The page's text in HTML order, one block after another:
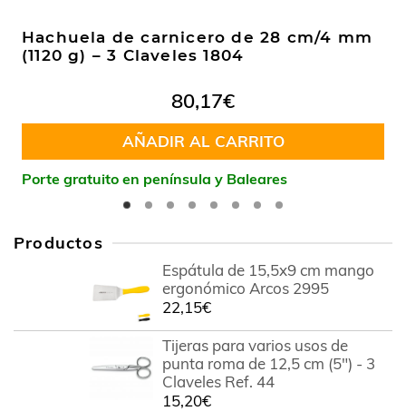
Hachuela de carnicero de 28 cm/4 mm
(1120 g) – 3 Claveles 1804
80,17€
AÑADIR AL CARRITO
Porte gratuito en península y Baleares
Productos
Espátula de 15,5x9 cm mango
ergonómico Arcos 2995
22,15€
Tijeras para varios usos de
punta roma de 12,5 cm (5") - 3
Claveles Ref. 44
15,20€